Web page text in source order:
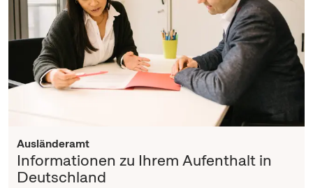
Ausländeramt
Informationen zu Ihrem Aufenthalt in
Deutschland